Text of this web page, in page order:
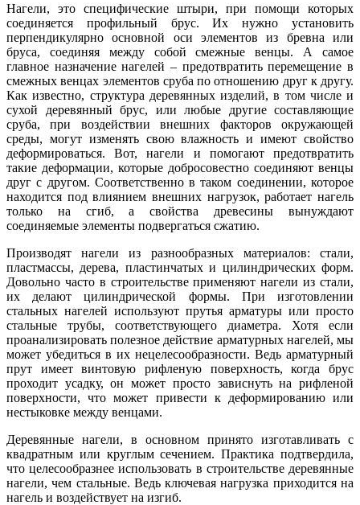
Нагели, это специфические штыри, при помощи которых
соединяется профильный брус. Их нужно установить
перпендикулярно основной оси элементов из бревна или
бруса, соединяя между собой смежные венцы. А самое
главное назначение нагелей – предотвратить перемещение в
смежных венцах элементов сруба по отношению друг к другу.
Как известно, структура деревянных изделий, в том числе и
сухой деревянный брус, или любые другие составляющие
сруба, при воздействии внешних факторов окружающей
среды, могут изменять свою влажность и имеют свойство
деформироваться. Вот, нагели и помогают предотвратить
такие деформации, которые добросовестно соединяют венцы
друг с другом. Соответственно в таком соединении, которое
находится под влиянием внешних нагрузок, работает нагель
только на сгиб, а свойства древесины вынуждают
соединяемые элементы подвергаться сжатию.
Производят нагели из разнообразных материалов: стали,
пластмассы, дерева, пластинчатых и цилиндрических форм.
Довольно часто в строительстве применяют нагели из стали,
их делают цилиндрической формы. При изготовлении
стальных нагелей используют прутья арматуры или просто
стальные трубы, соответствующего диаметра. Хотя если
проанализировать полезное действие арматурных нагелей, мы
может убедиться в их нецелесообразности. Ведь арматурный
прут имеет винтовую рифленую поверхность, когда брус
проходит усадку, он может просто зависнуть на рифленой
поверхности, что может привести к деформированию или
нестыковке между венцами.
Деревянные нагели, в основном принято изготавливать с
квадратным или круглым сечением. Практика подтвердила,
что целесообразнее использовать в строительстве деревянные
нагели, чем стальные. Ведь ключевая нагрузка приходится на
нагель и воздействует на изгиб.